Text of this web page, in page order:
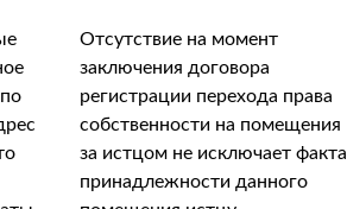
Отсутствие на момент
заключения договора
регистрации перехода права
собственности на помещения
за истцом не исключает факта
принадлежности данного